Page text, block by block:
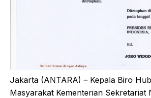
Jakarta (ANTARA) – Kepala Biro
Masyarakat Kementerian Sekretariat